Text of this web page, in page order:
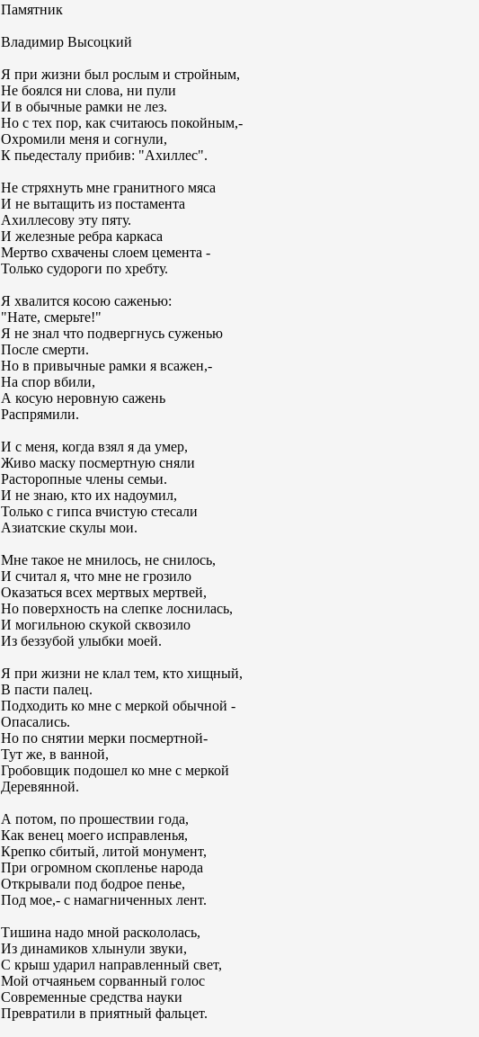
Памятник
Владимир Высоцкий
Я при жизни был рослым и стройным,
Не боялся ни слова, ни пули
И в обычные рамки не лез.
Но с тех пор, как считаюсь покойным,-
Охромили меня и согнули,
К пьедесталу прибив: "Ахиллес".
Не стряхнуть мне гранитного мяса
И не вытащить из постамента
Ахиллесову эту пяту.
И железные ребра каркаса
Мертво схвачены слоем цемента -
Только судороги по хребту.
Я хвалится косою саженью:
"Нате, смерьте!"
Я не знал что подвергнусь суженью
После смерти.
Но в привычные рамки я всажен,-
На спор вбили,
А косую неровную сажень
Распрямили.
И с меня, когда взял я да умер,
Живо маску посмертную сняли
Расторопные члены семьи.
И не знаю, кто их надоумил,
Только с гипса вчистую стесали
Азиатские скулы мои.
Мне такое не мнилось, не снилось,
И считал я, что мне не грозило
Оказаться всех мертвых мертвей,
Но поверхность на слепке лоснилась,
И могильною скукой сквозило
Из беззубой улыбки моей.
Я при жизни не клал тем, кто хищный,
В пасти палец.
Подходить ко мне с меркой обычной -
Опасались.
Но по снятии мерки посмертной-
Тут же, в ванной,
Гробовщик подошел ко мне с меркой
Деревянной.
А потом, по прошествии года,
Как венец моего исправленья,
Крепко сбитый, литой монумент,
При огромном скопленье народа
Открывали под бодрое пенье,
Под мое,- с намагниченных лент.
Тишина надо мной раскололась,
Из динамиков хлынули звуки,
С крыш ударил направленный свет,
Мой отчаяньем сорванный голос
Современные средства науки
Превратили в приятный фальцет.